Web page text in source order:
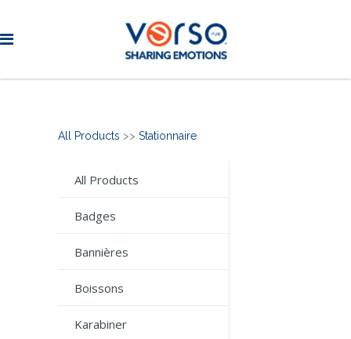
All Products >> Stationnaire
All Products
Badges
Bannières
Boissons
Karabiner